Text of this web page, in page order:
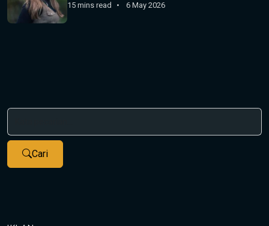
15 mins read 6 May 2026
Cari